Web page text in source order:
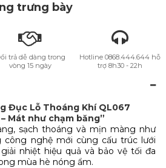
trưng bày
trả dễ dàng trong
vòng 15 ngày
Hotline 0868.444.644 hỗ
trợ 8h30 - 22h
Đục Lỗ Thoáng Khí QL067
Mát như chạm băng”
sạch thoáng và mịn màng như
công nghệ mới cùng cấu trúc lưới
nhiệt hiệu quả và bảo vệ tối đa
mùa hè nóng ẩm.